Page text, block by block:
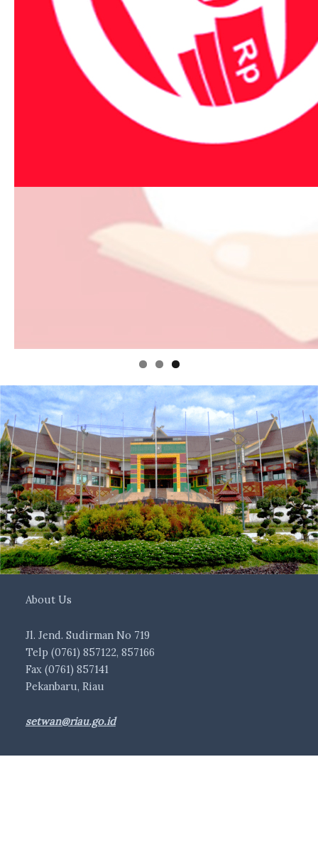
About Us
Jl. Jend. Sudirman No 719
Telp (0761) 857122, 857166
Fax (0761) 857141
Pekanbaru, Riau
setwan@riau.go.id